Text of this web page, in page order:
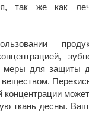
так же как
меры для защиты
веществом.
концентрации
ткань десны.